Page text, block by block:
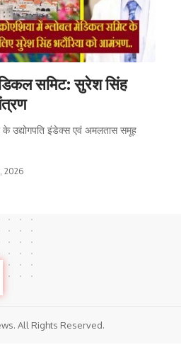
समिट: सुरेश सिंह
इंडेक्स एवं अमलतास समूह
2026
All Rights Reserved.